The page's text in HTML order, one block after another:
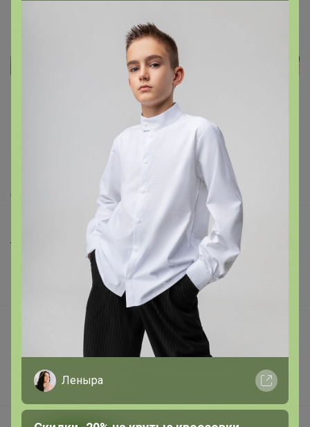
Как здесь все устроено?
Доставка
Торговые марки
Подарочные сертификаты
Реклама на сайте
Поставщикам
Вакансии
Леныра